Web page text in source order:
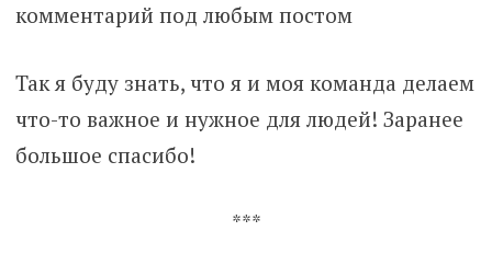
комментарий под любым постом
Так я буду знать, что я и моя команда делаем
что-то важное и нужное для людей! Заранее
большое спасибо!
***